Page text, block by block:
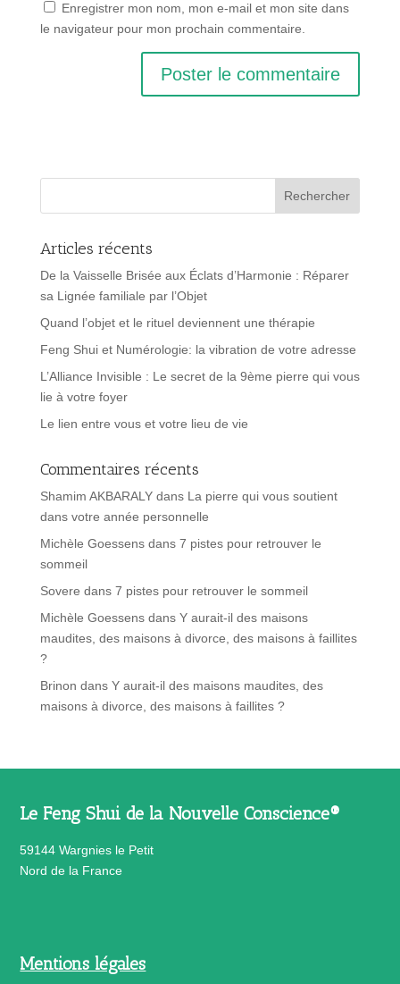
Enregistrer mon nom, mon e-mail et mon site dans
le navigateur pour mon prochain commentaire.
Articles récents
De la Vaisselle Brisée aux Éclats d’Harmonie : Réparer
sa Lignée familiale par l’Objet
Quand l’objet et le rituel deviennent une thérapie
Feng Shui et Numérologie: la vibration de votre adresse
L’Alliance Invisible : Le secret de la 9ème pierre qui vous
lie à votre foyer
Le lien entre vous et votre lieu de vie
Commentaires récents
Shamim AKBARALYdans La pierre qui vous soutient
dans votre année personnelle
Michèle Goessensdans 7 pistes pour retrouver le
sommeil
Sovere dans 7 pistes pour retrouver le sommeil
Michèle Goessensdans Y aurait-il des maisons
maudites, des maisons à divorce, des maisons à faillites
?
Brinon dans Y aurait-il des maisons maudites, des
maisons à divorce, des maisons à faillites ?
Le Feng Shui de la Nouvelle Conscience®
59144 Wargnies le Petit
Nord de la France
Mentions légales